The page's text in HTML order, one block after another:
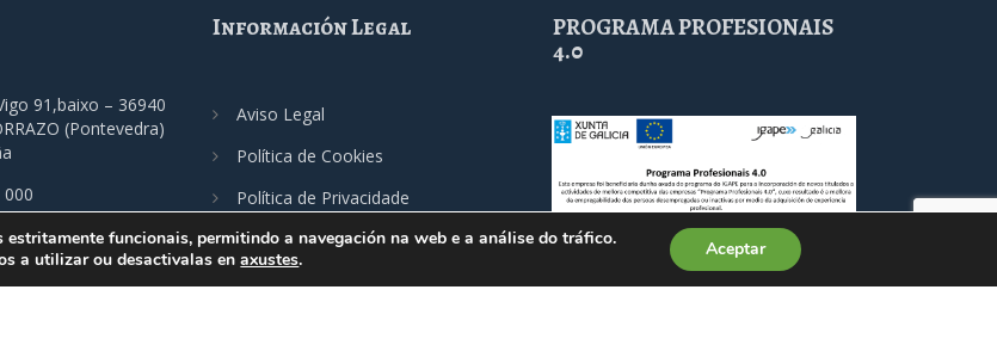
91,baixo – 36940
(Pontevedra)
Información Legal
Aviso Legal
Política de Cookies
Política de Privacidade
PROGRAMA PROFESIONAIS
4.0
funcionais, permitindo a navegación na web e a análise do tráfico.
a utilizar ou desactivalas enaxustes. Aceptar